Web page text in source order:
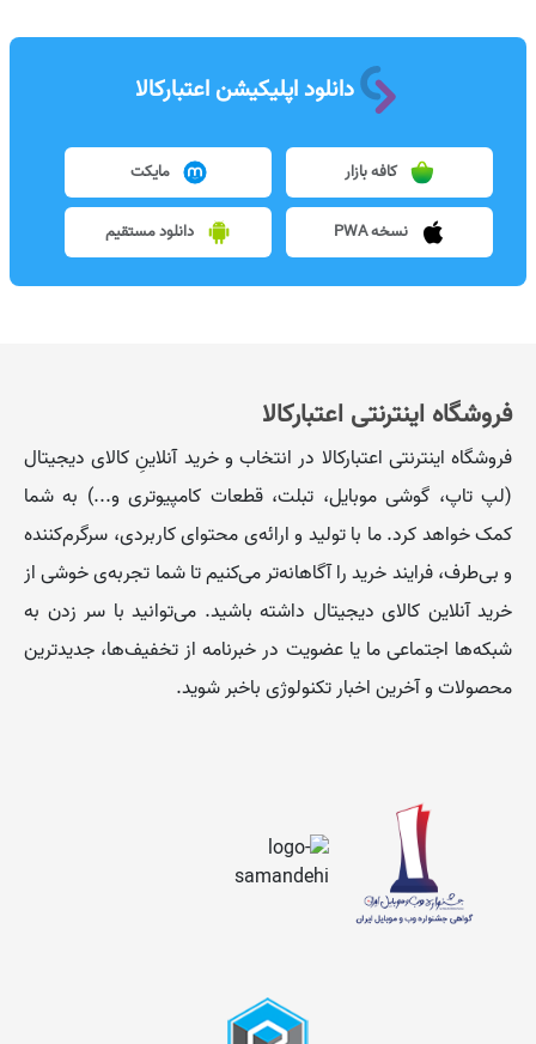
دانلود اپلیکیشن اعتبارکالا
کافه بازار مایکت
نسخه PWA دانلود مستقیم
فروشگاه اینترنتی اعتبارکالا
فروشگاه اینترنتی اعتبارکالا در انتخاب و خرید آنلاینِ کالای دیجیتال
(لپ تاپ، گوشی موبایل، تبلت، قطعات کامپیوتری و...) به شما
کمک خواهد کرد. ما با تولید و ارائه‌ی محتوای کاربردی، سرگرم‌کننده
و بی‌طرف، فرایند خرید را آگاهانه‌تر می‌کنیم تا شما تجربه‌ی خوشی از
خرید آنلاین کالای دیجیتال داشته باشید. می‌توانید با سر زدن به
شبکه‌ها اجتماعی ما یا عضویت در خبرنامه از تخفیف‌‌ها، جدیدترین
محصولات و آخرین اخبار تکنولوژی باخبر شوید.